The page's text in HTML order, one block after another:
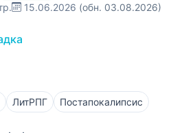
15.06.2026 (обн. 03.08.2026)
ЛитРПГ Постапокалипсис